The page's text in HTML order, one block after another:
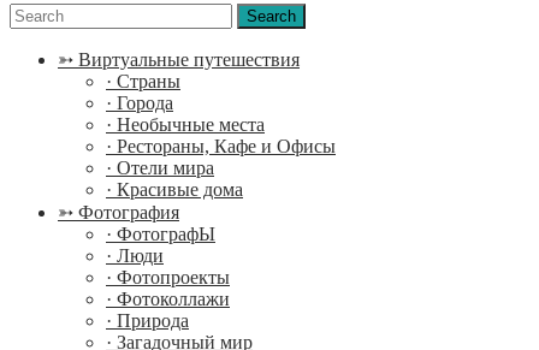
Menu
Search
for:
➳ Виртуальные путешествия
· Страны
· Города
· Необычные места
· Рестораны, Кафе и Офисы
· Отели мира
· Красивые дома
➳ Фотография
· ФотографЫ
· Люди
· Фотопроекты
· Фотоколлажи
· Природа
· Загадочный мир